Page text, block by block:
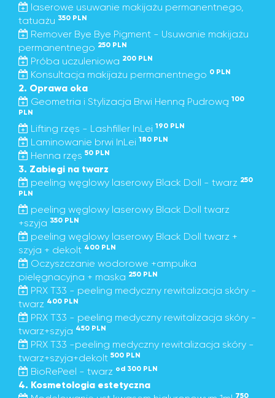
laserowe usuwanie makijażu permanentnego,
tatuażu 350 PLN
Remover Bye Bye Pigment - Usuwanie makijażu
permanentnego 250 PLN
Próba uczuleniowa 200 PLN
Konsultacja makijażu permanentnego 0 PLN
2. Oprawa oka
Geometria i Stylizacja Brwi Henną Pudrową 100
PLN
Lifting rzęs - Lashfiller InLei 190 PLN
Laminowanie brwi InLei 180 PLN
Henna rzęs 50 PLN
3. Zabiegi na twarz
peeling węglowy laserowy Black Doll - twarz 250
PLN
peeling węglowy laserowy Black Doll twarz
+szyja 350 PLN
peeling węglowy laserowy Black Doll twarz +
szyja + dekolt 400 PLN
Oczyszczanie wodorowe +ampułka
pielęgnacyjna + maska 250 PLN
PRX T33 - peeling medyczny rewitalizacja skóry -
twarz 400 PLN
PRX T33 - peeling medyczny rewitalizacja skóry -
twarz+szyja 450 PLN
PRX T33 -peeling medyczny rewitalizacja skóry -
twarz+szyja+dekolt 500 PLN
BioRePeel - twarz od 300 PLN
4. Kosmetologia estetyczna
750